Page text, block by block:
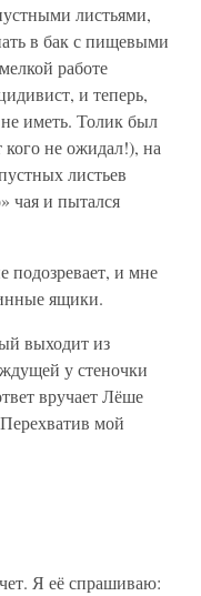
листьями,
в бак с пищевыми
работе
и теперь,
не иметь. Толик был
не ожидал!), на
листьев
чая и пытался
подозревает, и мне
ящики.
выходит из
у стеночки
вручает Лёше
мой
Я её спрашиваю: